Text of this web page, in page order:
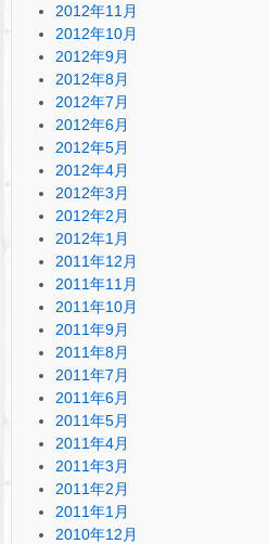
2012年11月
2012年10月
2012年9月
2012年8月
2012年7月
2012年6月
2012年5月
2012年4月
2012年3月
2012年2月
2012年1月
2011年12月
2011年11月
2011年10月
2011年9月
2011年8月
2011年7月
2011年6月
2011年5月
2011年4月
2011年3月
2011年2月
2011年1月
2010年12月